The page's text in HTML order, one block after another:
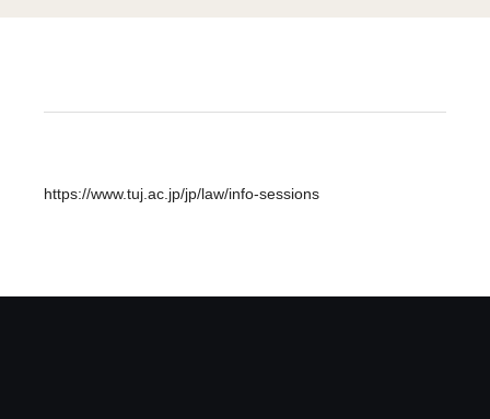
https://www.tuj.ac.jp/jp/law/info-sessions